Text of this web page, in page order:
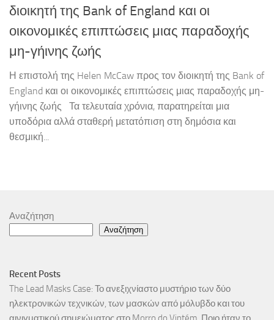
διοικητή της Bank of England και οι
οικονομικές επιπτώσεις μιας παραδοχής
μη-γήινης ζωής
Η επιστολή της Helen McCaw προς τον διοικητή της Bank of
England και οι οικονομικές επιπτώσεις μιας παραδοχής μη-
γήινης ζωής Τα τελευταία χρόνια, παρατηρείται μια
υποδόρια αλλά σταθερή μετατόπιση στη δημόσια και
θεσμική...
Αναζήτηση
Αναζήτηση
Recent Posts
The Lead Masks Case: Το ανεξιχνίαστο μυστήριο των δύο
ηλεκτρονικών τεχνικών, των μασκών από μόλυβδο και του